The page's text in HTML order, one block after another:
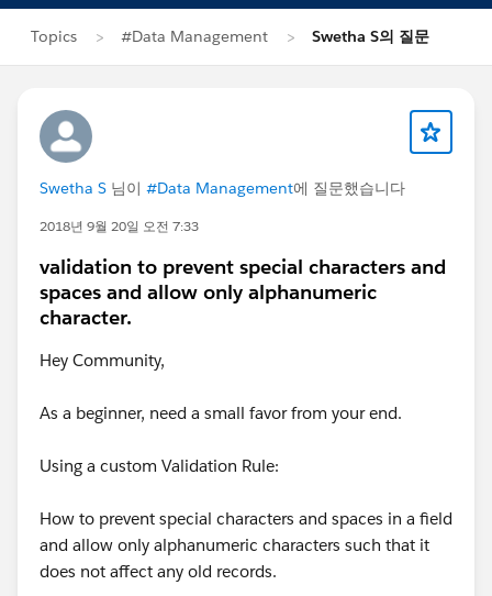
Topics #Data Management Swetha S의 질문
Swetha S 님이 #Data Management에 질문했습니다
2018년 9월 20일 오전 7:33
validation to prevent special characters and
spaces and allow only alphanumeric
character.
Hey Community,
As a beginner, need a small favor from your end.
Using a custom Validation Rule:
How to prevent special characters and spaces in a field
and allow only alphanumeric characters such that it
does not affect any old records.